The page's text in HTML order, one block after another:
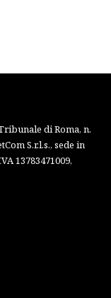
di Roma, n.
S.r.l.s., sede in
13783471009,